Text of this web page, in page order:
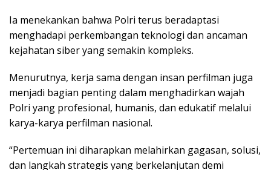
Ia menekankan bahwa Polri terus beradaptasi
menghadapi perkembangan teknologi dan ancaman
kejahatan siber yang semakin kompleks.
Menurutnya, kerja sama dengan insan perfilman juga
menjadi bagian penting dalam menghadirkan wajah
Polri yang profesional, humanis, dan edukatif melalui
karya-karya perfilman nasional.
“Pertemuan ini diharapkan melahirkan gagasan, solusi,
dan langkah strategis yang berkelanjutan demi